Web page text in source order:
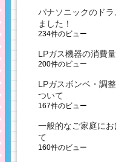
パナソニックのド
ました！
234件のビュー
LPガス機器の消費
200件のビュー
LPガスボンベ・調
ついて
167件のビュー
一般的なご家庭に
て
160件のビュー